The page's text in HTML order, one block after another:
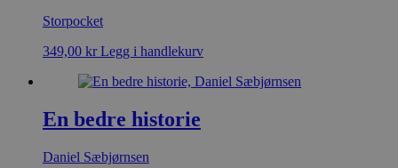
Storpocket
349,00 kr Legg i handlekurv
En bedre historie
Daniel Sæbjørnsen